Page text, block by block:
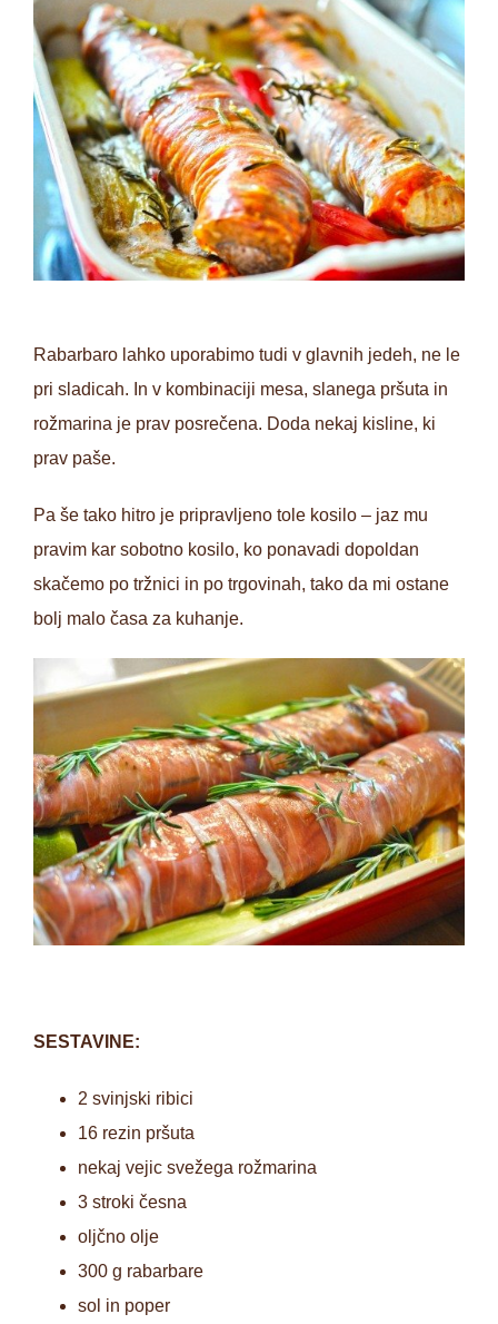
Rabarbaro lahko uporabimo tudi v glavnih jedeh, ne le
pri sladicah. In v kombinaciji mesa, slanega pršuta in
rožmarina je prav posrečena. Doda nekaj kisline, ki
prav paše.
Pa še tako hitro je pripravljeno tole kosilo – jaz mu
pravim kar sobotno kosilo, ko ponavadi dopoldan
skačemo po tržnici in po trgovinah, tako da mi ostane
bolj malo časa za kuhanje.
SESTAVINE:
2 svinjski ribici
16 rezin pršuta
nekaj vejic svežega rožmarina
3 stroki česna
oljčno olje
300 g rabarbare
sol in poper